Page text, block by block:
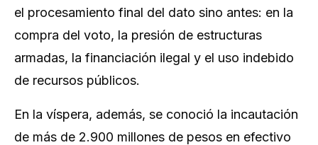
el procesamiento final del dato sino antes: en la
compra del voto, la presión de estructuras
armadas, la financiación ilegal y el uso indebido
de recursos públicos.
En la víspera, además, se conoció la incautación
de más de 2.900 millones de pesos en efectivo